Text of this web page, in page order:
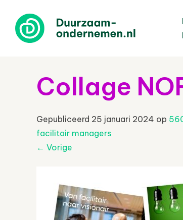
Collage
Gepubliceerd 25 januari 2024 op
facilitair managers
← Vorige